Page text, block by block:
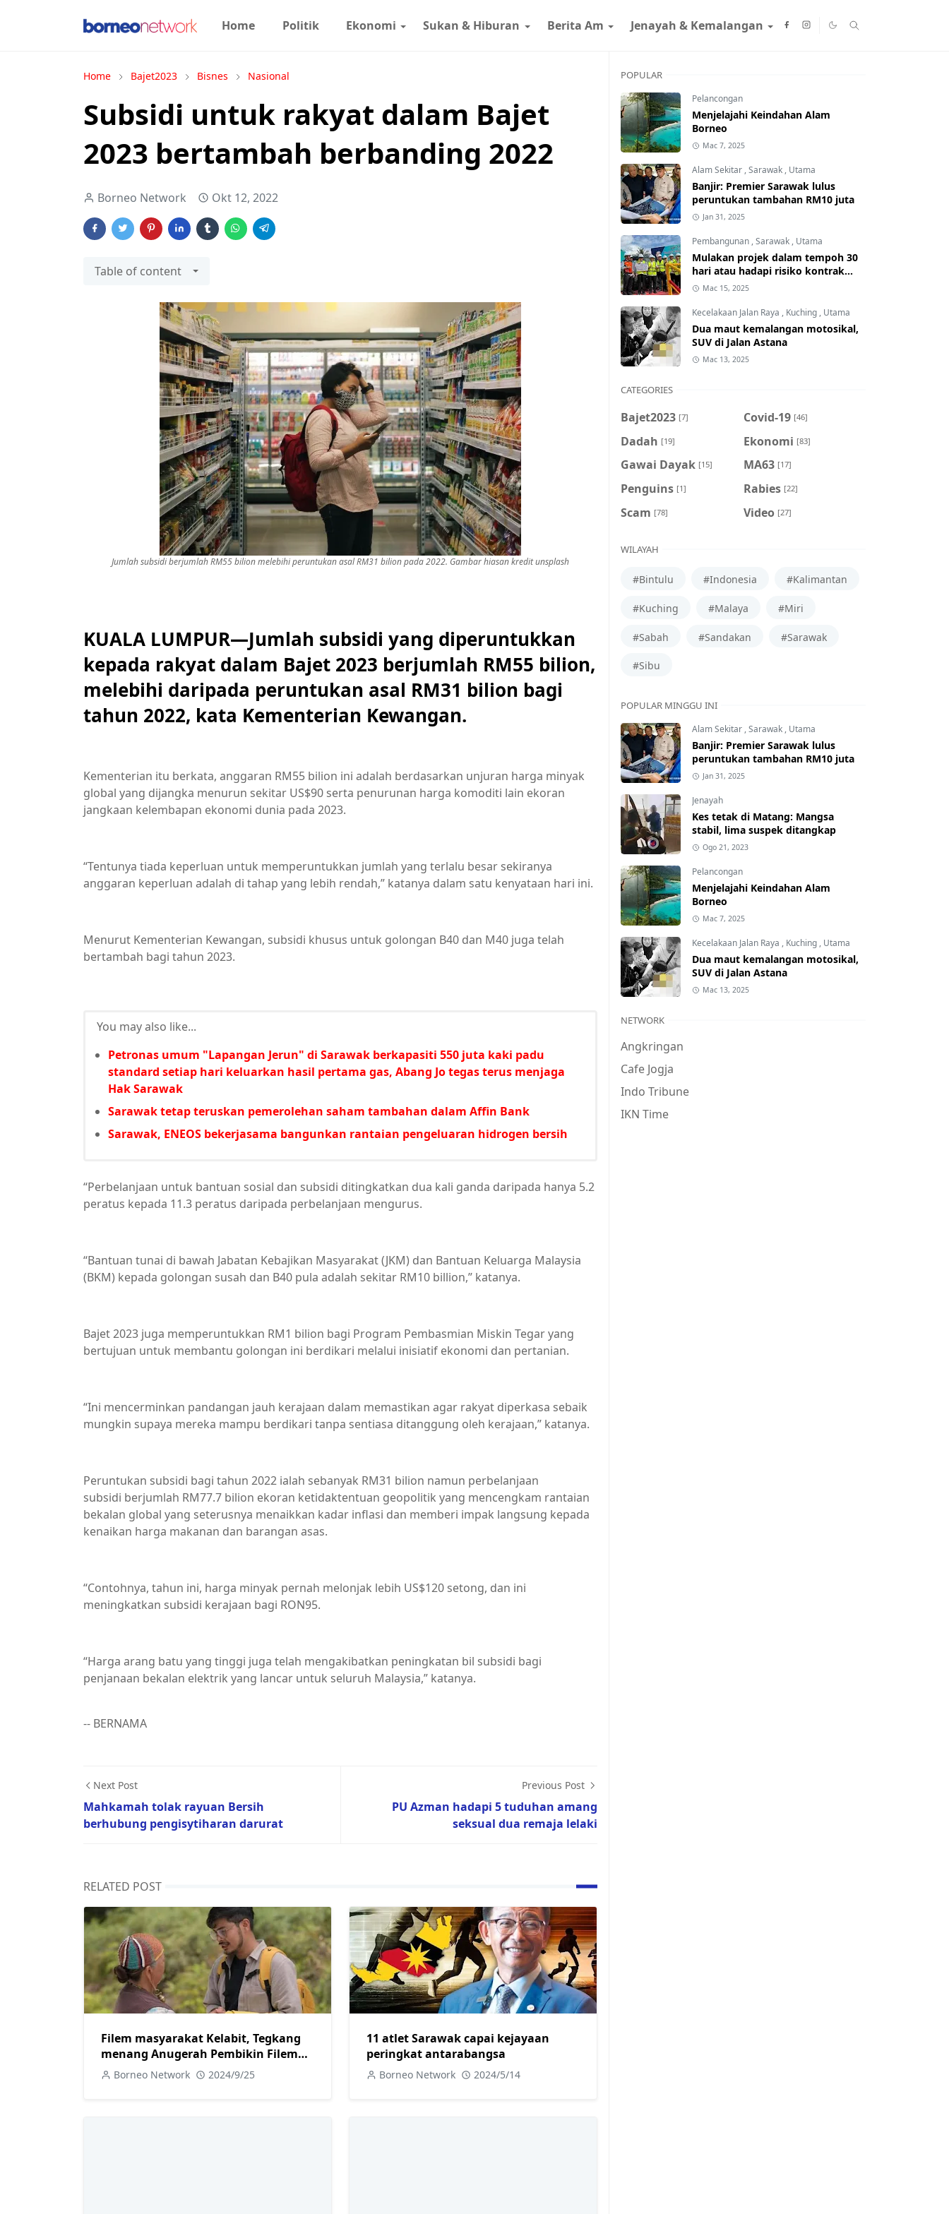
Home Politik Ekonomi Sukan & Hiburan Berita Am Jenayah & Kemalangan
Home Bajet2023 Bisnes Nasional
Subsidi untuk rakyat dalam Bajet
2023 bertambah berbanding 2022
Borneo Network Okt 12, 2022
Table of content
Jumlah subsidi berjumlah RM55 bilion melebihi peruntukan asal RM31 bilion pada 2022. Gambar hiasan kredit unsplash
KUALA LUMPUR—Jumlah subsidi yang diperuntukkan
kepada rakyat dalam Bajet 2023 berjumlah RM55 bilion,
melebihi daripada peruntukan asal RM31 bilion bagi
tahun 2022, kata Kementerian Kewangan.
Kementerian itu berkata, anggaran RM55 bilion ini adalah berdasarkan unjuran harga minyak
global yang dijangka menurun sekitar US$90 serta penurunan harga komoditi lain ekoran
jangkaan kelembapan ekonomi dunia pada 2023.
“Tentunya tiada keperluan untuk memperuntukkan jumlah yang terlalu besar sekiranya
anggaran keperluan adalah di tahap yang lebih rendah,” katanya dalam satu kenyataan hari ini.
Menurut Kementerian Kewangan, subsidi khusus untuk golongan B40 dan M40 juga telah
bertambah bagi tahun 2023.
You may also like...
Petronas umum "Lapangan Jerun" di Sarawak berkapasiti 550 juta kaki padu
standard setiap hari keluarkan hasil pertama gas, Abang Jo tegas terus menjaga
Hak Sarawak
Sarawak tetap teruskan pemerolehan saham tambahan dalam Affin Bank
Sarawak, ENEOS bekerjasama bangunkan rantaian pengeluaran hidrogen bersih
“Perbelanjaan untuk bantuan sosial dan subsidi ditingkatkan dua kali ganda daripada hanya 5.2
peratus kepada 11.3 peratus daripada perbelanjaan mengurus.
“Bantuan tunai di bawah Jabatan Kebajikan Masyarakat (JKM) dan Bantuan Keluarga Malaysia
(BKM) kepada golongan susah dan B40 pula adalah sekitar RM10 billion,” katanya.
Bajet 2023 juga memperuntukkan RM1 bilion bagi Program Pembasmian Miskin Tegar yang
bertujuan untuk membantu golongan ini berdikari melalui inisiatif ekonomi dan pertanian.
“Ini mencerminkan pandangan jauh kerajaan dalam memastikan agar rakyat diperkasa sebaik
mungkin supaya mereka mampu berdikari tanpa sentiasa ditanggung oleh kerajaan,” katanya.
Peruntukan subsidi bagi tahun 2022 ialah sebanyak RM31 bilion namun perbelanjaan
subsidi berjumlah RM77.7 bilion ekoran ketidaktentuan geopolitik yang mencengkam rantaian
bekalan global yang seterusnya menaikkan kadar inflasi dan memberi impak langsung kepada
kenaikan harga makanan dan barangan asas.
“Contohnya, tahun ini, harga minyak pernah melonjak lebih US$120 setong, dan ini
meningkatkan subsidi kerajaan bagi RON95.
“Harga arang batu yang tinggi juga telah mengakibatkan peningkatan bil subsidi bagi
penjanaan bekalan elektrik yang lancar untuk seluruh Malaysia,” katanya.
-- BERNAMA
Next Post
Mahkamah tolak rayuan Bersih
berhubung pengisytiharan darurat
Previous Post
PU Azman hadapi 5 tuduhan amang
seksual dua remaja lelaki
RELATED POST
Filem masyarakat Kelabit, Tegkang
menang Anugerah Pembikin Filem
Baru Terbaik di London
Borneo Network 2024/9/25
11 atlet Sarawak capai kejayaan
peringkat antarabangsa
Borneo Network 2024/5/14
POPULAR
Pelancongan
Menjelajahi Keindahan Alam
Borneo
Mac 7, 2025
Alam Sekitar ,Sarawak , Utama
Banjir: Premier Sarawak lulus
peruntukan tambahan RM10 juta
Jan 31, 2025
Pembangunan ,Sarawak , Utama
Mulakan projek dalam tempoh 30
hari atau hadapi risiko kontrak
ditamatkan
Mac 15, 2025
Kecelakaan Jalan Raya , Kuching , Utama
Dua maut kemalangan motosikal,
SUV di Jalan Astana
Mac 13, 2025
CATEGORIES
Bajet2023 [7] Covid-19 [46]
Dadah [19] Ekonomi [83]
Gawai Dayak [15] MA63 [17]
Penguins [1] Rabies [22]
Scam [78] Video [27]
WILAYAH
#Bintulu #Indonesia #Kalimantan
#Kuching #Malaya #Miri
#Sabah #Sandakan #Sarawak
#Sibu
POPULAR MINGGU INI
Alam Sekitar ,Sarawak , Utama
Banjir: Premier Sarawak lulus
peruntukan tambahan RM10 juta
Jan 31, 2025
Jenayah
Kes tetak di Matang: Mangsa
stabil, lima suspek ditangkap
Ogo 21, 2023
Pelancongan
Menjelajahi Keindahan Alam
Borneo
Mac 7, 2025
Kecelakaan Jalan Raya , Kuching , Utama
Dua maut kemalangan motosikal,
SUV di Jalan Astana
Mac 13, 2025
NETWORK
Angkringan
Cafe Jogja
Indo Tribune
IKN Time